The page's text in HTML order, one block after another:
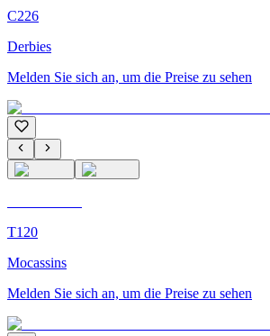
C226
Derbies
Melden Sie sich an, um die Preise zu sehen
T120
Mocassins
Melden Sie sich an, um die Preise zu sehen